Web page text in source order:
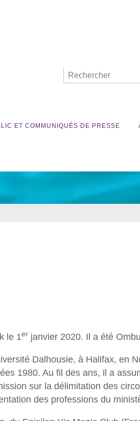
ET COMMUNIQUÉS DE PRESSE
le 1er janvier 2020. Il a été
Dalhousie, à Halifax, en
1980. Au fil des ans, il a
sur la délimitation des
des professions du